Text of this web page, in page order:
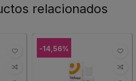
relacionados
-14,56%